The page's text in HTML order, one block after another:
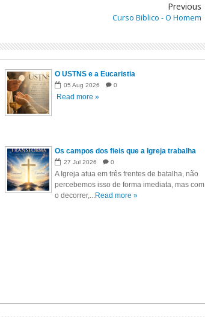
Previous
Curso Biblico - O Homem
O USTNS e a Eucaristia
05 Aug 2026 0
Read more »
Os campos dos fieis que a Igreja trabalha
27 Jul 2026 0
A Igreja atua em três frentes de batalha, não
percebemos isso de forma imediata, mas com
o decorrer,...Read more »